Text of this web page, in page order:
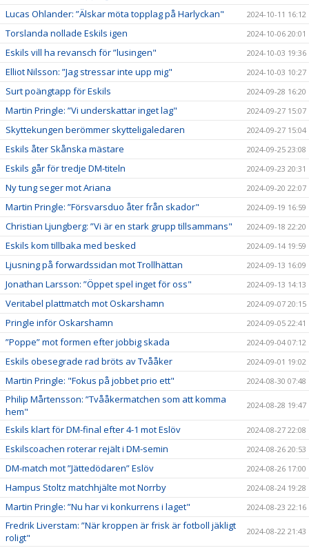
Lucas Ohlander: ”Älskar möta topplag på Harlyckan" 2024-10-11 16:12
Torslanda nollade Eskils igen 2024-10-06 20:01
Eskils vill ha revansch för ”lusingen" 2024-10-03 19:36
Elliot Nilsson: ”Jag stressar inte upp mig" 2024-10-03 10:27
Surt poängtapp för Eskils 2024-09-28 16:20
Martin Pringle: ”Vi underskattar inget lag" 2024-09-27 15:07
Skyttekungen berömmer skytteligaledaren 2024-09-27 15:04
Eskils åter Skånska mästare 2024-09-25 23:08
Eskils går för tredje DM-titeln 2024-09-23 20:31
Ny tung seger mot Ariana 2024-09-20 22:07
Martin Pringle: ”Försvarsduo åter från skador" 2024-09-19 16:59
Christian Ljungberg: ”Vi är en stark grupp tillsammans" 2024-09-18 22:20
Eskils kom tillbaka med besked 2024-09-14 19:59
Ljusning på forwardssidan mot Trollhättan 2024-09-13 16:09
Jonathan Larsson: ”Öppet spel inget för oss" 2024-09-13 14:13
Veritabel plattmatch mot Oskarshamn 2024-09-07 20:15
Pringle inför Oskarshamn 2024-09-05 22:41
”Poppe” mot formen efter jobbig skada 2024-09-04 07:12
Eskils obesegrade rad bröts av Tvååker 2024-09-01 19:02
Martin Pringle: "Fokus på jobbet prio ett" 2024-08-30 07:48
Philip Mårtensson: ”Tvååkermatchen som att komma
hem"
2024-08-28 19:47
Eskils klart för DM-final efter 4-1 mot Eslöv 2024-08-27 22:08
Eskilscoachen roterar rejält i DM-semin 2024-08-26 20:53
DM-match mot ”Jättedödaren” Eslöv 2024-08-26 17:00
Hampus Stoltz matchhjälte mot Norrby 2024-08-24 19:28
Martin Pringle: ”Nu har vi konkurrens i laget" 2024-08-23 22:16
Fredrik Liverstam: ”När kroppen är frisk är fotboll jäkligt
roligt"
2024-08-22 21:43